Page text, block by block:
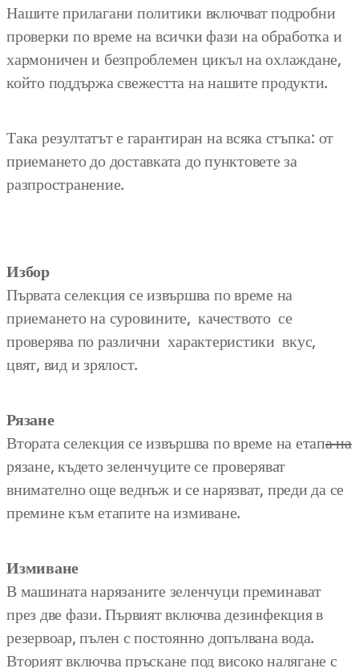
Нашите прилагани политики включват подробни
проверки по време на всички фази на обработка и
хармоничен и безпроблемен цикъл на охлаждане,
който поддържа свежестта на нашите продукти.
Така резултатът е гарантиран на всяка стъпка: от
приемането до доставката до пунктовете за
разпространение.
Избор
Първата селекция се извършва по време на
приемането на суровините, качеството се
проверява по различни характеристики вкус,
цвят, вид и зрялост.
Рязане
Втората селекция се извършва по време на етапа на
рязане, където зеленчуците се проверяват
внимателно още веднъж и се нарязват, преди да се
премине към етапите на измиване.
Измиване
В машината нарязаните зеленчуци преминават
през две фази. Първият включва дезинфекция в
резервоар, пълен с постоянно допълвана вода.
Вторият включва пръскане под високо налягане с